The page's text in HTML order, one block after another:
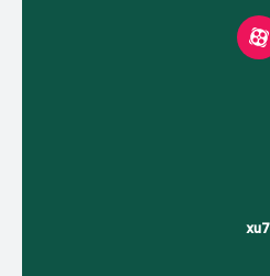
آپارات